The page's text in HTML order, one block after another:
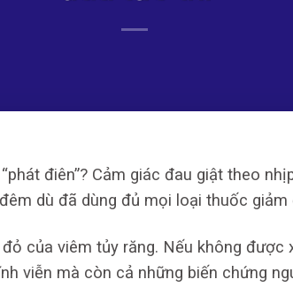
điên”? Cảm giác đau giật theo
dù đã dùng đủ mọi loại thuốc giảm
của viêm tủy răng. Nếu không được
viễn mà còn cả những biến chứng